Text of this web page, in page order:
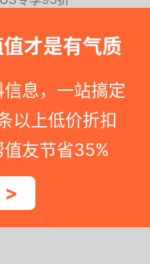
才是有气质
息，一站搞定
以上低价折扣
友节省35%
>
明活动价终止 --++
，先领券再下单。